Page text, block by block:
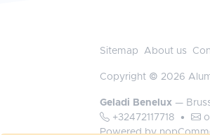
Sitemap About us
Copyright © 2026
Geladi Benelux —
+32472117718 •
Powered by